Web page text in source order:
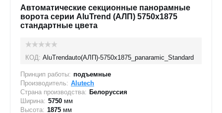
Автоматические секционные панорамные
ворота серии AluTrend (АЛП) 5750х1875
стандартные цвета
КОД: AluTrendauto(АЛП)-5750х1875_panaramic_Standard
Принцип работы: подъемные
Производитель: Alutech
Страна производства: Белоруссия
Ширина: 5750 мм
Высота: 1875 мм